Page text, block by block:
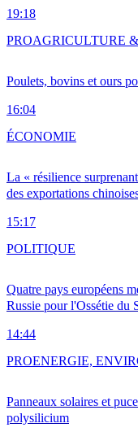
19:18
Poulets, bovins et ours
16:04
PROAGRICULTURE
La « résilience
des exportations
15:17
ÉCONOMIE
Quatre pays européens
Russie pour l'Ossétie du
14:44
POLITIQUE
Panneaux solaires et
polysilicium
PROENERGIE,